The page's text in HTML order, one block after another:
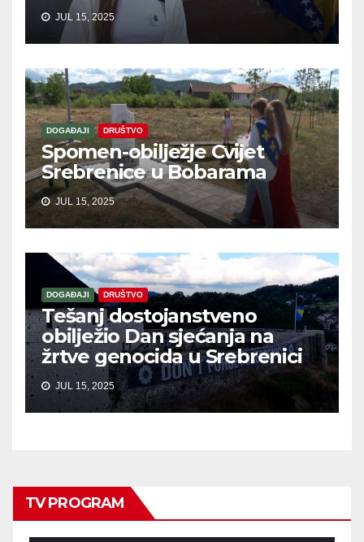
JUL 15, 2025
DOGAĐAJI DRUŠTVO
Spomen-obilježje Cvijet
Srebrenice u Bobarama
JUL 15, 2025
DOGAĐAJI DRUŠTVO
Tešanj dostojanstveno
obilježio Dan sjećanja na
žrtve genocida u Srebrenici
JUL 15, 2025
TV PROGRAM